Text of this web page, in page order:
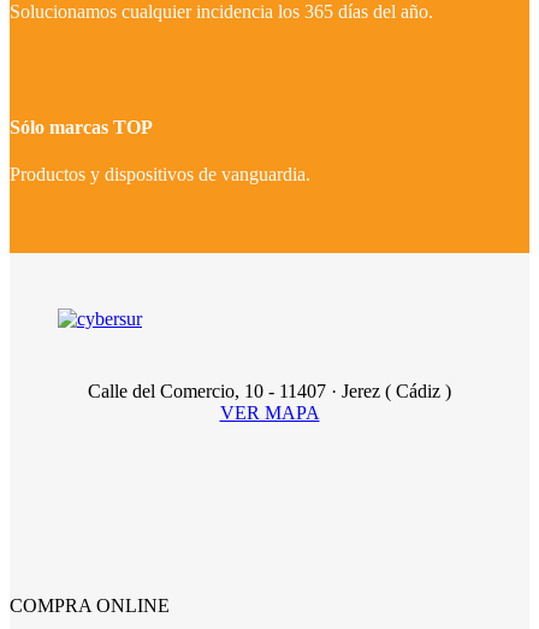
Solucionamos cualquier incidencia los 365 días del año.
Sólo marcas TOP
Productos y dispositivos de vanguardia.
Calle del Comercio, 10 - 11407 · Jerez ( Cádiz )
VER MAPA
COMPRA ONLINE